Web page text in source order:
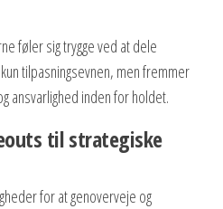
føler sig trygge ved at dele
tilpasningsevnen, men fremmer
ansvarlighed inden for holdet.
til strategiske
for at genoverveje og